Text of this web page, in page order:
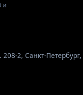
и
208-2, Санкт-Петербург,